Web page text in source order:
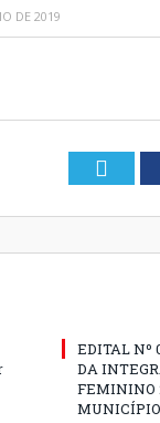
DE 2019
EDITAL Nº
DA
FEMININO
MUNICÍPIO